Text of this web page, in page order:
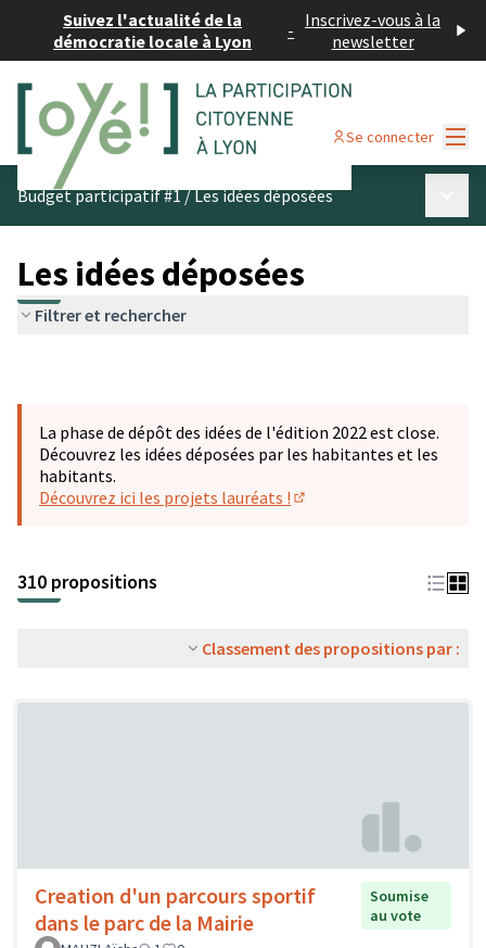
Suivez l'actualité de la
démocratie locale à Lyon
- Inscrivez-vous à la
newsletter
Se connecter
Budget participatif #1/Les idées déposées
Les idées déposées
Filtrer et rechercher
La phase de dépôt des idées de l'édition 2022 est close.
Découvrez les idées déposées par les habitantes et les
habitants.
Découvrez ici les projets lauréats !
310 propositions
Classement des propositions par :
Creation d'un parcours sportif
dans le parc de la Mairie
Soumise
au vote